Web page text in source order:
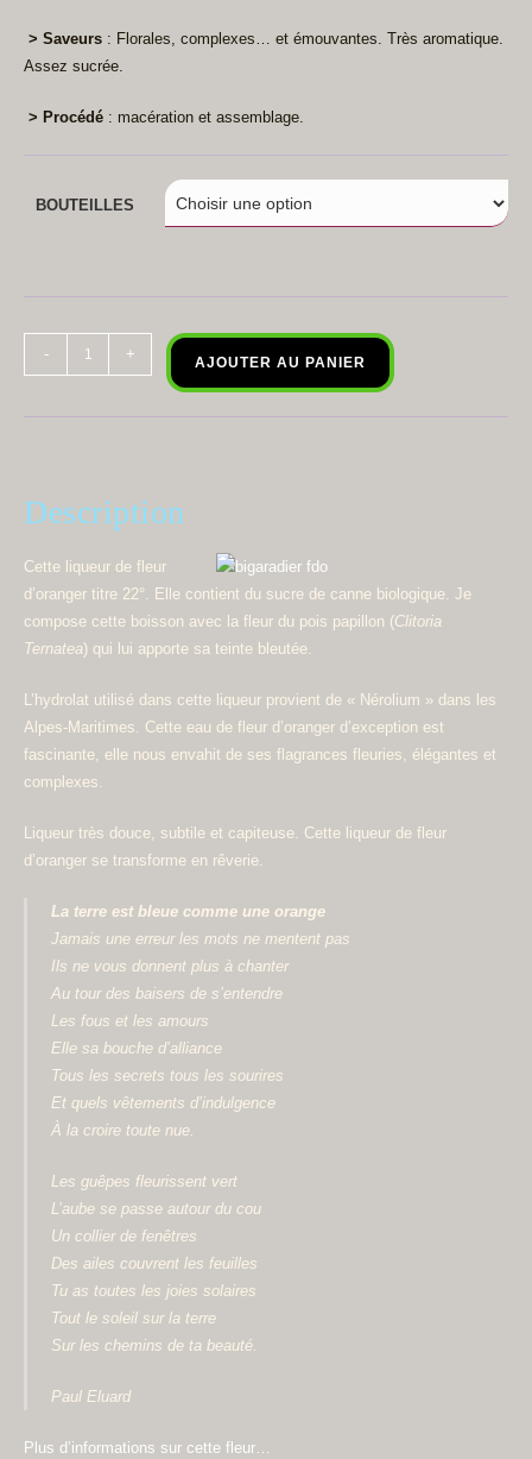
> Saveurs : Florales, complexes… et émouvantes. Très aromatique.
Assez sucrée.
> Procédé : macération et assemblage.
BOUTEILLES
de
- + AJOUTER AU PANIER
Description
Cette liqueur de fleur
d’oranger titre 22°. Elle contient du sucre de canne biologique. Je
compose cette boisson avec la fleur du pois papillon (Clitoria
Ternatea) qui lui apporte sa teinte bleutée.
L’hydrolat utilisé dans cette liqueur provient de « Nérolium » dans les
Alpes-Maritimes. Cette eau de fleur d’oranger d’exception est
fascinante, elle nous envahit de ses flagrances fleuries, élégantes et
complexes.
Liqueur très douce, subtile et capiteuse. Cette liqueur de fleur
d’oranger se transforme en rêverie.
La terre est bleue comme une orange
Jamais une erreur les mots ne mentent pas
Ils ne vous donnent plus à chanter
Au tour des baisers de s’entendre
Les fous et les amours
Elle sa bouche d’alliance
Tous les secrets tous les sourires
Et quels vêtements d’indulgence
À la croire toute nue.
Les guêpes fleurissent vert
L’aube se passe autour du cou
Un collier de fenêtres
Des ailes couvrent les feuilles
Tu as toutes les joies solaires
Tout le soleil sur la terre
Sur les chemins de ta beauté.
Paul Eluard
Plus d’informations sur cette fleur…